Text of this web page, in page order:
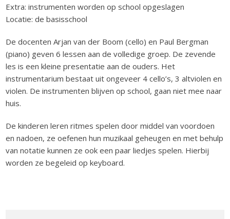
Extra: instrumenten worden op school opgeslagen
Locatie: de basisschool
De docenten Arjan van der Boom (cello) en Paul Bergman
(piano) geven 6 lessen aan de volledige groep. De zevende
les is een kleine presentatie aan de ouders. Het
instrumentarium bestaat uit ongeveer 4 cello’s, 3 altviolen en
violen. De instrumenten blijven op school, gaan niet mee naar
huis.
De kinderen leren ritmes spelen door middel van voordoen
en nadoen, ze oefenen hun muzikaal geheugen en met behulp
van notatie kunnen ze ook een paar liedjes spelen. Hierbij
worden ze begeleid op keyboard.